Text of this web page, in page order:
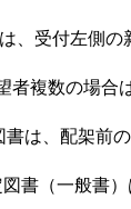
新着図
選と
書は、配架前
書（一般書）